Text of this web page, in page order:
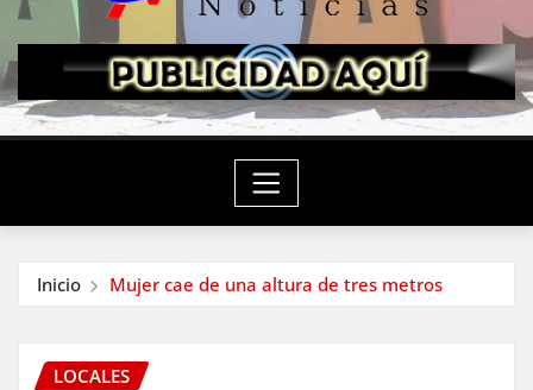
Inicio Mujer cae de una altura de tres metros
LOCALES